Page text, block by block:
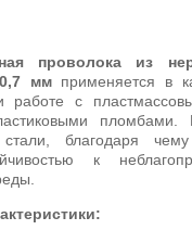
проволока из
мм применяется в
работе с
пломбами.
стали, благодаря
к